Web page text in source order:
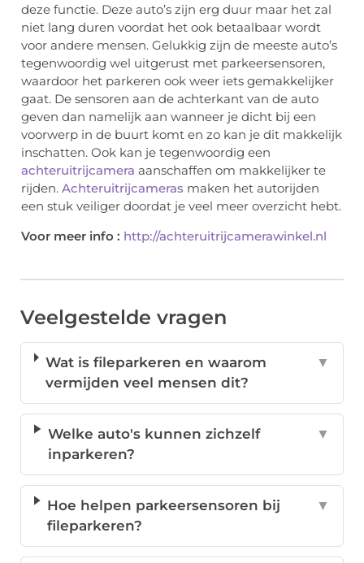
deze functie. Deze auto’s zijn erg duur maar het zal
niet lang duren voordat het ook betaalbaar wordt
voor andere mensen. Gelukkig zijn de meeste auto’s
tegenwoordig wel uitgerust met parkeersensoren,
waardoor het parkeren ook weer iets gemakkelijker
gaat. De sensoren aan de achterkant van de auto
geven dan namelijk aan wanneer je dicht bij een
voorwerp in de buurt komt en zo kan je dit makkelijk
inschatten. Ook kan je tegenwoordig een
achteruitrijcamera aanschaffen om makkelijker te
rijden. Achteruitrijcameras maken het autorijden
een stuk veiliger doordat je veel meer overzicht hebt.
Voor meer info : http://achteruitrijcamerawinkel.nl
Veelgestelde vragen
Wat is fileparkeren en waarom
vermijden veel mensen dit?
▼
Welke auto's kunnen zichzelf
inparkeren?
▼
Hoe helpen parkeersensoren bij
fileparkeren?
▼